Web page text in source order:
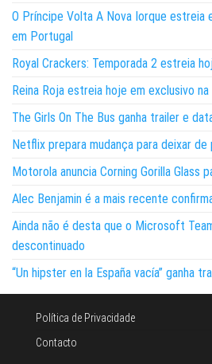
O Príncipe Volta A Nova Iorque estreia
em Portugal
Royal Crackers: Temporada 2 estreia
Reina Roja estreia hoje em exclusivo
The Girls On The Bus ganha trailer e
Netflix prepara mudança para deixar
Motorola anuncia Corning Gorilla Glass
Alec Benjamin é a mais recente
Ainda não é desta que o Microsoft
descontinuado
“Un hipster en la España vacía” ganha
Política de Privacidade
Contacto